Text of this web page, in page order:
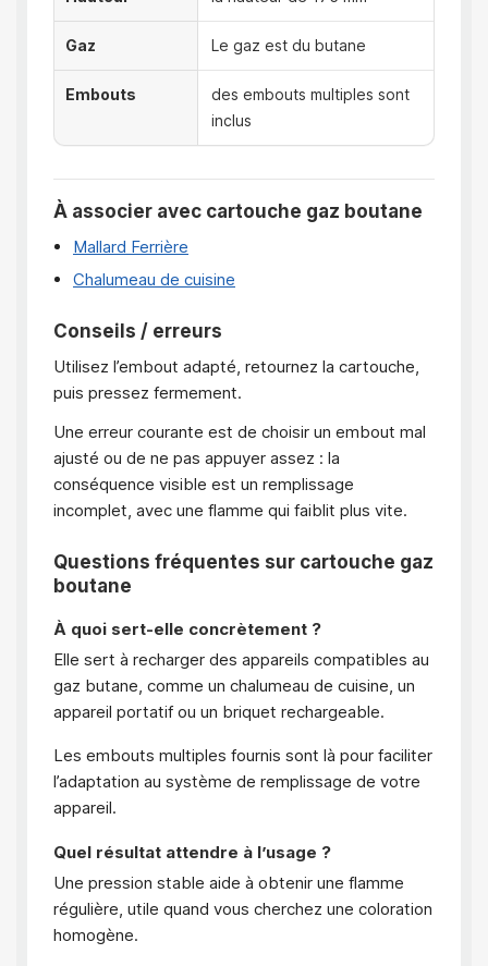
Gaz Le gaz est du butane
Embouts
des embouts multiples sont
inclus
À associer avec cartouche gaz boutane
Mallard Ferrière
Chalumeau de cuisine
Conseils / erreurs
Utilisez l’embout adapté, retournez la cartouche,
puis pressez fermement.
Une erreur courante est de choisir un embout mal
ajusté ou de ne pas appuyer assez : la
conséquence visible est un remplissage
incomplet, avec une flamme qui faiblit plus vite.
Questions fréquentes sur cartouche gaz
boutane
À quoi sert-elle concrètement ?
Elle sert à recharger des appareils compatibles au
gaz butane, comme un chalumeau de cuisine, un
appareil portatif ou un briquet rechargeable.
Les embouts multiples fournis sont là pour faciliter
l’adaptation au système de remplissage de votre
appareil.
Quel résultat attendre à l’usage ?
Une pression stable aide à obtenir une flamme
régulière, utile quand vous cherchez une coloration
homogène.